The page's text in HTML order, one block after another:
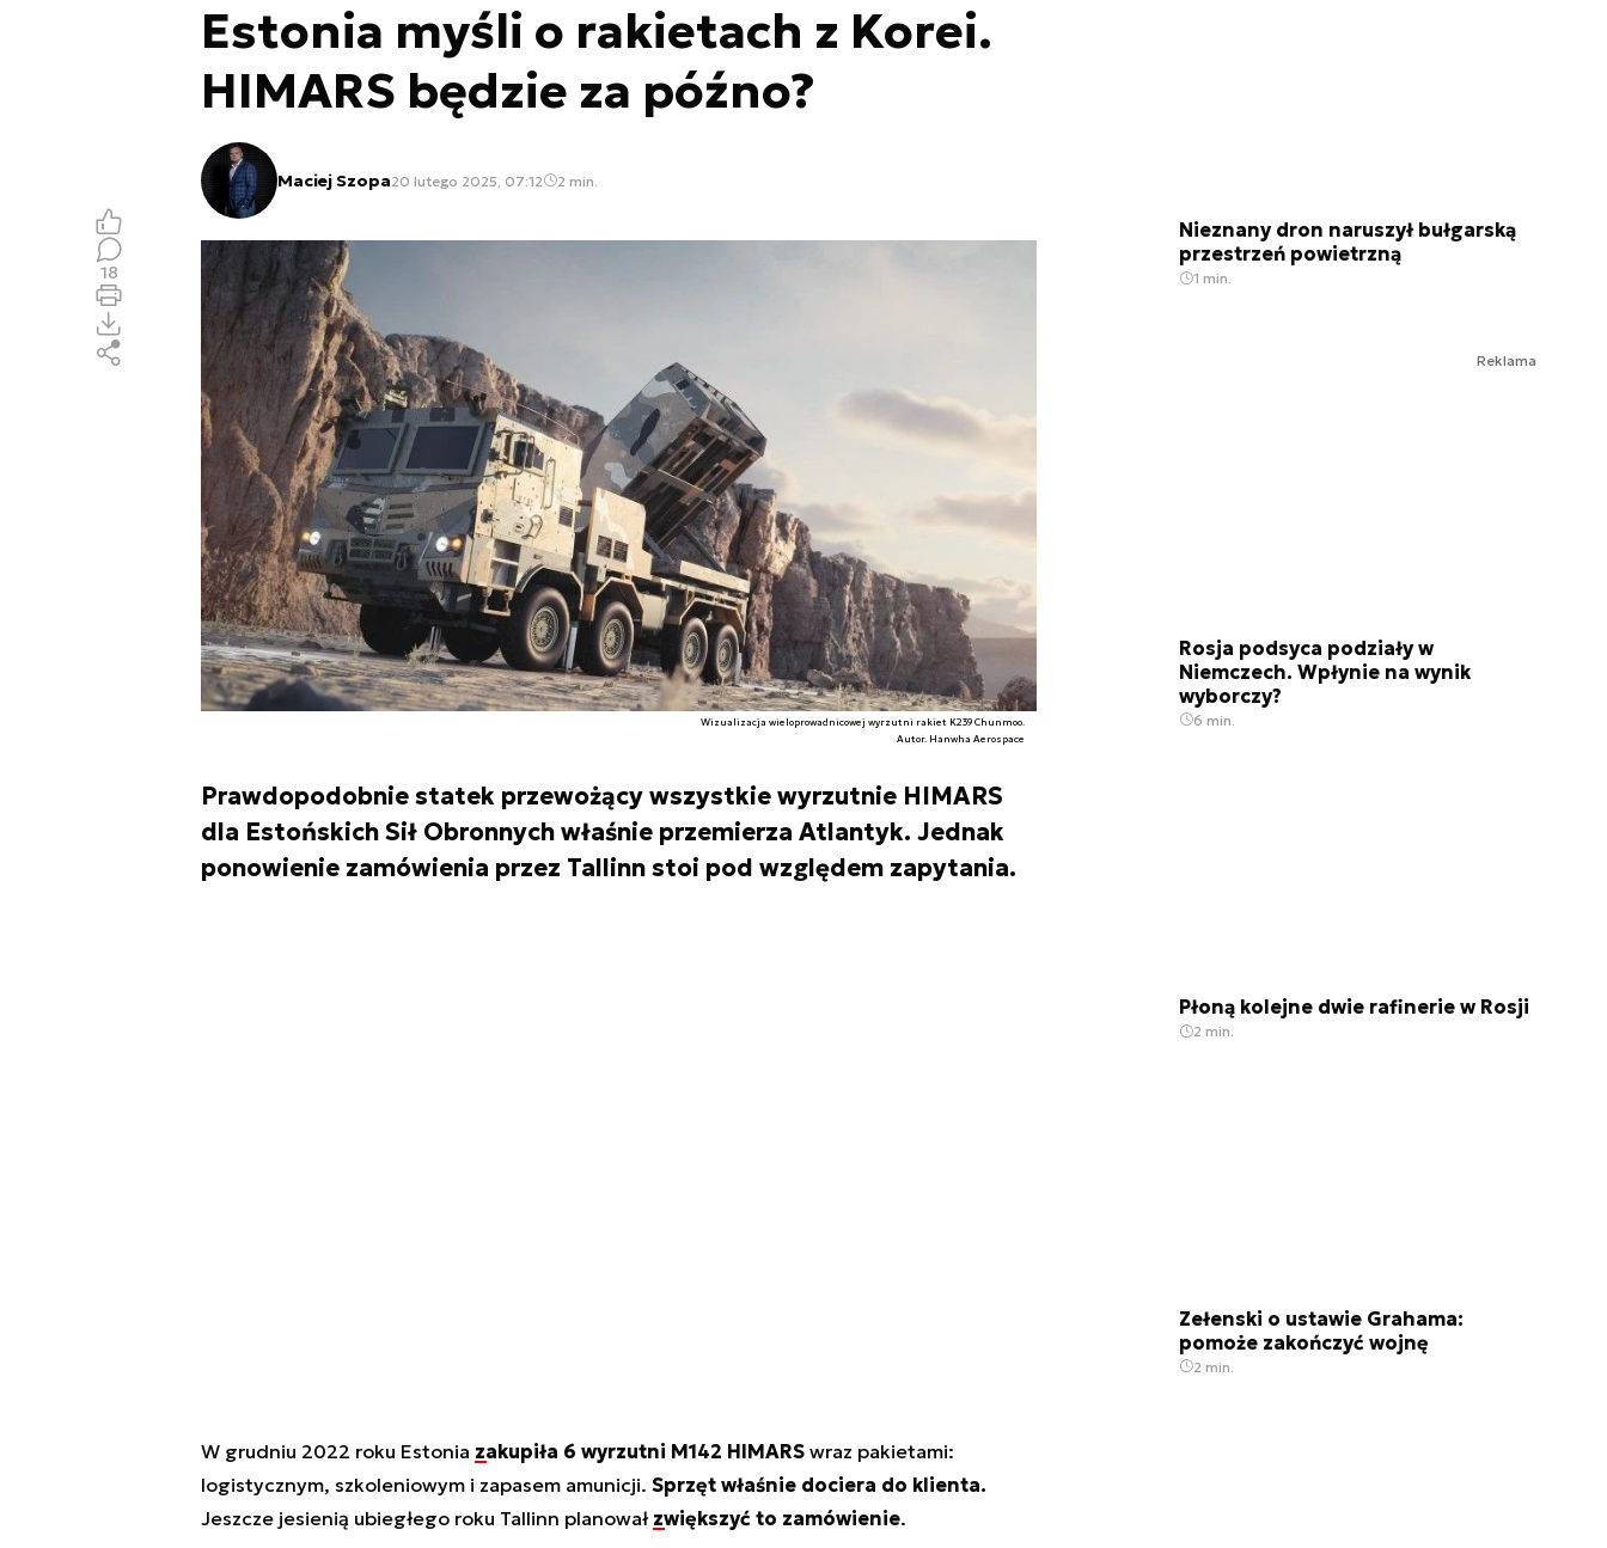
Estonia myśli o rakietach z Korei.
HIMARS będzie za późno?
Maciej Szopa20 lutego 2025, 07:12 2 min.
Wizualizacja wieloprowadnicowej wyrzutni rakiet K239 Chunmoo.
Autor. Hanwha Aerospace
Prawdopodobnie statek przewożący wszystkie wyrzutnie HIMARS
dla Estońskich Sił Obronnych właśnie przemierza Atlantyk. Jednak
ponowienie zamówienia przez Tallinn stoi pod względem zapytania.
18
W grudniu 2022 roku Estonia zakupiła 6 wyrzutni M142 HIMARSwraz pakietami:
logistycznym, szkoleniowym i zapasem amunicji. Sprzęt właśnie dociera do klienta.
Jeszcze jesienią ubiegłego roku Tallinn planował zwiększyć to zamówienie.
Nieznany dron naruszył bułgarską
przestrzeń powietrzną
1 min.
Reklama
Rosja podsyca podziały w
Niemczech. Wpłynie na wynik
wyborczy?
6 min.
Płoną kolejne dwie rafinerie w Rosji
2 min.
Zełenski o ustawie Grahama:
pomoże zakończyć wojnę
2 min.